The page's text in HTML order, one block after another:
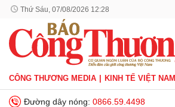
Thứ Sáu, 07/08/2026 12:28
CÔNG THƯƠNG MEDIA KINH TẾ VIỆT NAM
Đường dây nóng: 0866.59.4498